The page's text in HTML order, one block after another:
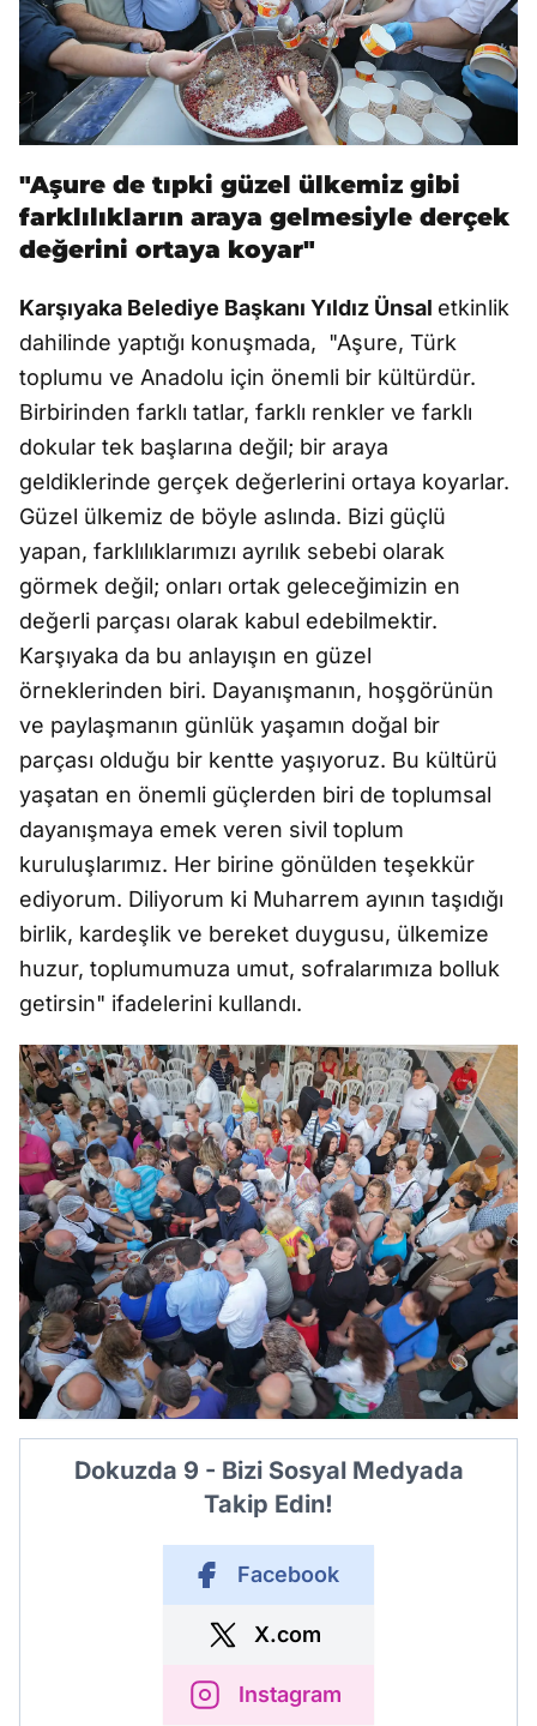
"Aşure de tıpki güzel ülkemiz gibi
farklılıkların araya gelmesiyle derçek
değerini ortaya koyar"
Karşıyaka Belediye Başkanı Yıldız Ünsal etkinlik
dahilinde yaptığı konuşmada, "Aşure, Türk
toplumu ve Anadolu için önemli bir kültürdür.
Birbirinden farklı tatlar, farklı renkler ve farklı
dokular tek başlarına değil; bir araya
geldiklerinde gerçek değerlerini ortaya koyarlar.
Güzel ülkemiz de böyle aslında. Bizi güçlü
yapan, farklılıklarımızı ayrılık sebebi olarak
görmek değil; onları ortak geleceğimizin en
değerli parçası olarak kabul edebilmektir.
Karşıyaka da bu anlayışın en güzel
örneklerinden biri. Dayanışmanın, hoşgörünün
ve paylaşmanın günlük yaşamın doğal bir
parçası olduğu bir kentte yaşıyoruz. Bu kültürü
yaşatan en önemli güçlerden biri de toplumsal
dayanışmaya emek veren sivil toplum
kuruluşlarımız. Her birine gönülden teşekkür
ediyorum. Diliyorum ki Muharrem ayının taşıdığı
birlik, kardeşlik ve bereket duygusu, ülkemize
huzur, toplumumuza umut, sofralarımıza bolluk
getirsin" ifadelerini kullandı.
Dokuzda 9 - Bizi Sosyal Medyada
Takip Edin!
Facebook
X.com
Instagram